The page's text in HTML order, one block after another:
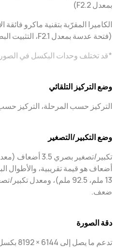
بمعدل F2.2)
(فتحة عدسة بمعدل F2.1، التثبيت البصري للصور)
*قد تختلف وحدات البكسل في
وضع التركيز التلقائي
التركيز حسب المرحلة، التركيز حسب
وضع التكبير/التصغير
ضعف.
دقة الصورة
تدعم ما يصل إلى 6144 × 8192 بكسل